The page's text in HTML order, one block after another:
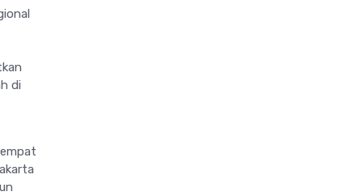
di